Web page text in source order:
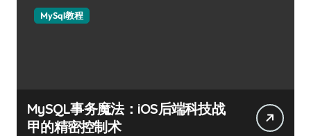
MySql教程
MySQL事务魔法：iOS后端科技战
甲的精密控制术